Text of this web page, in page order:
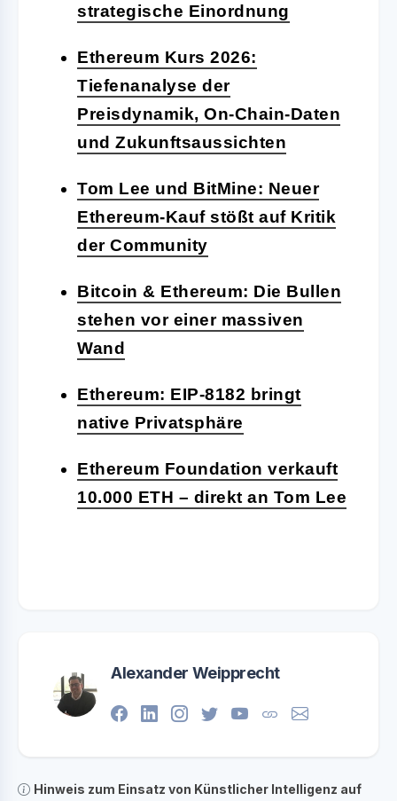
strategische Einordnung
Ethereum Kurs 2026:
Tiefenanalyse der
Preisdynamik, On-Chain-Daten
und Zukunftsaussichten
Tom Lee und BitMine: Neuer
Ethereum-Kauf stößt auf Kritik
der Community
Bitcoin & Ethereum: Die Bullen
stehen vor einer massiven
Wand
Ethereum: EIP-8182 bringt
native Privatsphäre
Ethereum Foundation verkauft
10.000 ETH – direkt an Tom Lee
Alexander Weipprecht
Hinweis zum Einsatz von Künstlicher Intelligenz auf